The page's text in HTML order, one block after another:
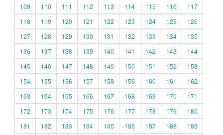
109
110 111 112 113 114 115 116
117
118
119 120 121 122 123 124 125
126
127
128 129 130 131 132 133 134
135
136
137 138 139 140 141 142 143
144
145
146 147 148 149 150 151 152
153
154
155 156 157 158 159 160 161
162
163
164 165 166 167 168 169 170
171
172
173 174 175 176 177 178 179
180
181
182 183 184 185 186 187 188 189